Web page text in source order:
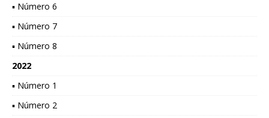
▪ Número 6
▪ Número 7
▪ Número 8
2022
▪ Número 1
▪ Número 2